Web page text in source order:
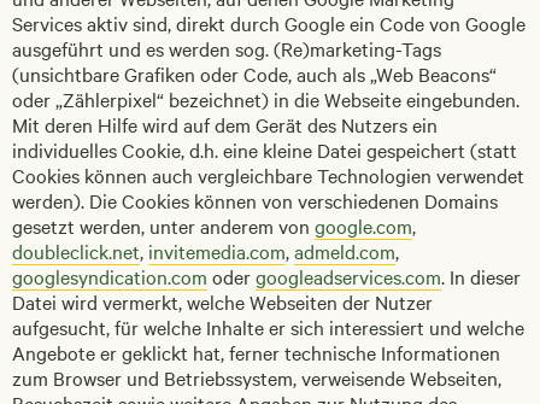
Services aktiv sind, direkt durch Google ein Code von Google
ausgeführt und es werden sog. (Re)marketing-Tags
(unsichtbare Grafiken oder Code, auch als „Web Beacons“
oder „Zählerpixel“ bezeichnet) in die Webseite eingebunden.
Mit deren Hilfe wird auf dem Gerät des Nutzers ein
individuelles Cookie, d.h. eine kleine Datei gespeichert (statt
Cookies können auch vergleichbare Technologien verwendet
werden). Die Cookies können von verschiedenen Domains
gesetzt werden, unter anderem von google.com,
doubleclick.net, invitemedia.com,admeld.com,
googlesyndication.com odergoogleadservices.com. In dieser
Datei wird vermerkt, welche Webseiten der Nutzer
aufgesucht, für welche Inhalte er sich interessiert und welche
Angebote er geklickt hat, ferner technische Informationen
zum Browser und Betriebssystem, verweisende Webseiten,